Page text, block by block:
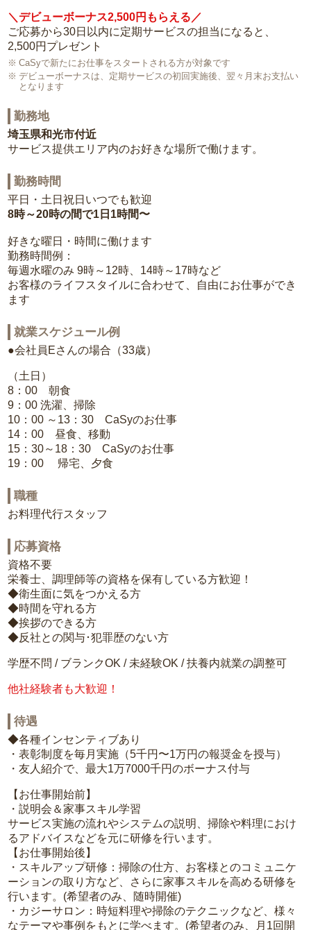
＼デビューボーナス2,500円もらえる／
ご応募から30日以内に定期サービスの担当になると、
2,500円プレゼント
CaSyで新たにお仕事をスタートされる方が対象です
デビューボーナスは、定期サービスの初回実施後、翌々月末お支払い
となります
勤務地
埼玉県和光市付近
サービス提供エリア内のお好きな場所で働けます。
勤務時間
平日・土日祝日いつでも歓迎
8時～20時の間で1日1時間〜
好きな曜日・時間に働けます
勤務時間例：
毎週水曜のみ 9時～12時、14時～17時など
お客様のライフスタイルに合わせて、自由にお仕事ができ
ます
就業スケジュール例
●会社員Eさんの場合（33歳）
（土日）
8：00 朝食
9：00 洗濯、掃除
10：00 ～13：30 CaSyのお仕事
14：00 昼食、移動
15：30～18：30 CaSyのお仕事
19：00 帰宅、夕食
職種
お料理代行スタッフ
応募資格
資格不要
栄養士、調理師等の資格を保有している方歓迎！
◆衛生面に気をつかえる方
◆時間を守れる方
◆挨拶のできる方
◆反社との関与･犯罪歴のない方
学歴不問 / ブランクOK / 未経験OK / 扶養内就業の調整可
他社経験者も大歓迎！
待遇
◆各種インセンティブあり
・表彰制度を毎月実施（5千円〜1万円の報奨金を授与）
・友人紹介で、最大1万7000千円のボーナス付与
【お仕事開始前】
・説明会＆家事スキル学習
サービス実施の流れやシステムの説明、掃除や料理におけ
るアドバイスなどを元に研修を行います。
【お仕事開始後】
・スキルアップ研修：掃除の仕方、お客様とのコミュニケ
ーションの取り方など、さらに家事スキルを高める研修を
行います。(希望者のみ、随時開催)
・カジーサロン：時短料理や掃除のテクニックなど、様々
なテーマや事例をもとに学べます。(希望者のみ、月1回開